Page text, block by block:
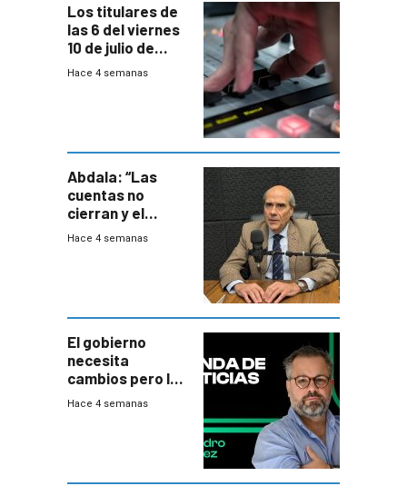
Los titulares de
las 6 del viernes
10 de julio de
2026
Hace 4 semanas
Abdala: “Las
cuentas no
cierran y el
balance del
Hace 4 semanas
El gobierno
necesita
cambios pero los
ministros tienen
Hace 4 semanas